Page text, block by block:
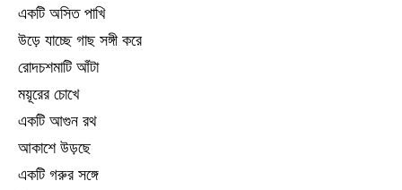
একটি অসিত পাখি
উড়ে যাচ্ছে গাছ সঙ্গী করে
রোদচশমাটি আঁটা
ময়ূরের চোখে
একটি আগুন রথ
আকাশে উড়ছে
একটি গরুর সঙ্গে